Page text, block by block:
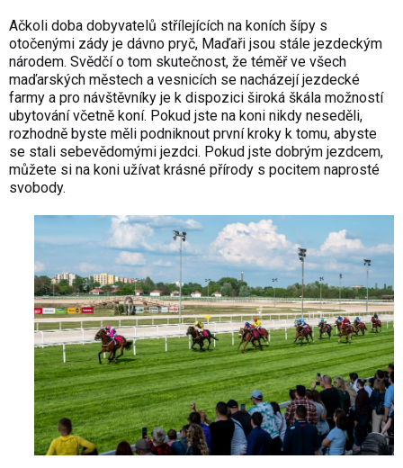
Ačkoli doba dobyvatelů střílejících na koních šípy s
otočenými zády je dávno pryč, Maďaři jsou stále jezdeckým
národem. Svědčí o tom skutečnost, že téměř ve všech
maďarských městech a vesnicích se nacházejí jezdecké
farmy a pro návštěvníky je k dispozici široká škála možností
ubytování včetně koní. Pokud jste na koni nikdy neseděli,
rozhodně byste měli podniknout první kroky k tomu, abyste
se stali sebevědomými jezdci. Pokud jste dobrým jezdcem,
můžete si na koni užívat krásné přírody s pocitem naprosté
svobody.